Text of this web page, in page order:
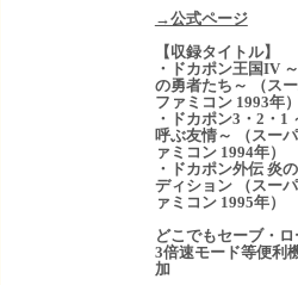
→公式ページ
【収録タイトル】
・ドカポン王国IV
の勇者たち～ （ス
ファミコン 1993年
・ドカポン3・2・1
呼ぶ友情～ （スー
ァミコン 1994年）
・ドカポン外伝 炎
ディション （スー
ァミコン 1995年）
どこでもセーブ・
3倍速モード等便利
加